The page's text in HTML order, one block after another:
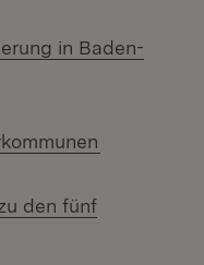
in Baden-
den fünf